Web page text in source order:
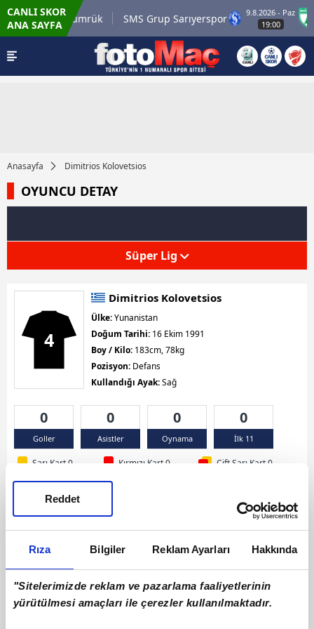
Rıza Bilgiler Reklam Ayarları Hakkında
"Sitelerimizde reklam ve pazarlama faaliyetlerinin
yürütülmesi amaçları ile çerezler kullanılmaktadır.
Reddet
CANLI SKOR
ANA SAYFAKaragümrük SMS Grup Sarıyerspor
9.8.2026 - Paz
19:00
Anasayfa Dimitrios Kolovetsios
OYUNCU DETAY
Süper Lig
4
Dimitrios Kolovetsios
Ülke:Yunanistan
Doğum Tarihi: 16 Ekim 1991
Boy / Kilo: 183cm, 78kg
Pozisyon: Defans
Kullandığı Ayak:Sağ
0
Goller
0
Asistler
0
Oynama
0
İlk 11
Sarı Kart 0 Kırmızı Kart 0 Çift Sarı Kart 0